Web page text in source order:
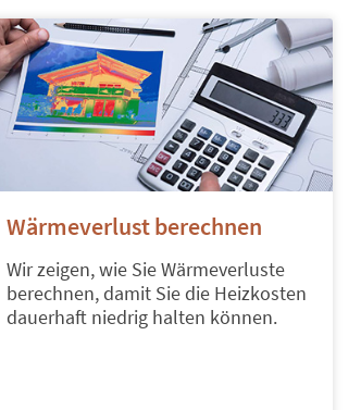
Wärmeverlust berechnen
Wir zeigen, wie Sie Wärmeverluste
berechnen, damit Sie die Heizkosten
dauerhaft niedrig halten können.